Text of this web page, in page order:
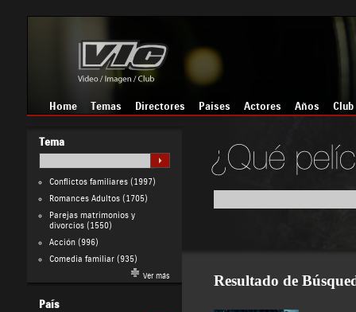
Home Temas Directores Países Actores Años Club
Tema
Conflictos familiares(1997)
Romances Adultos(1705)
Parejas matrimonios y
divorcios(1550)
Acción(996)
Comedia familiar(935)
Ver más
País
Resultado de